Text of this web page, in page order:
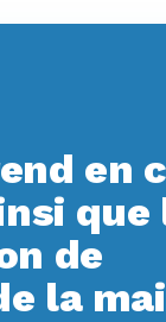
en
que
de
la